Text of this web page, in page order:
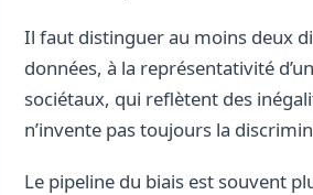
Il faut distinguer au moins deux
données, à la représentativité
sociétaux, qui reflètent des
n’invente pas toujours la
Le pipeline du biais est souvent